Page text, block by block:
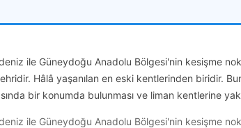
ile Güneydoğu Anadolu Bölgesi'nin kesişme
Hâlâ yaşanılan en eski kentlerinden biridir.
bir konumda bulunması ve liman kentlerine
ile Güneydoğu Anadolu Bölgesi'nin kesişme